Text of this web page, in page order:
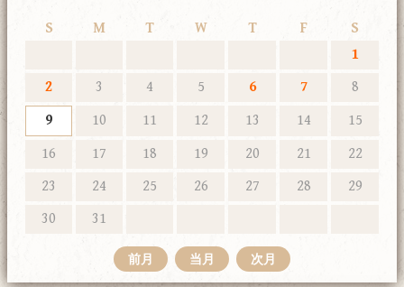
S M T W T F
S
1
2
3 4 5 6 7
8
9
10 11 12 13 14
15
16
17 18 19 20 21
22
23
24 25 26 27 28
29
30
31
前月 当月 次月